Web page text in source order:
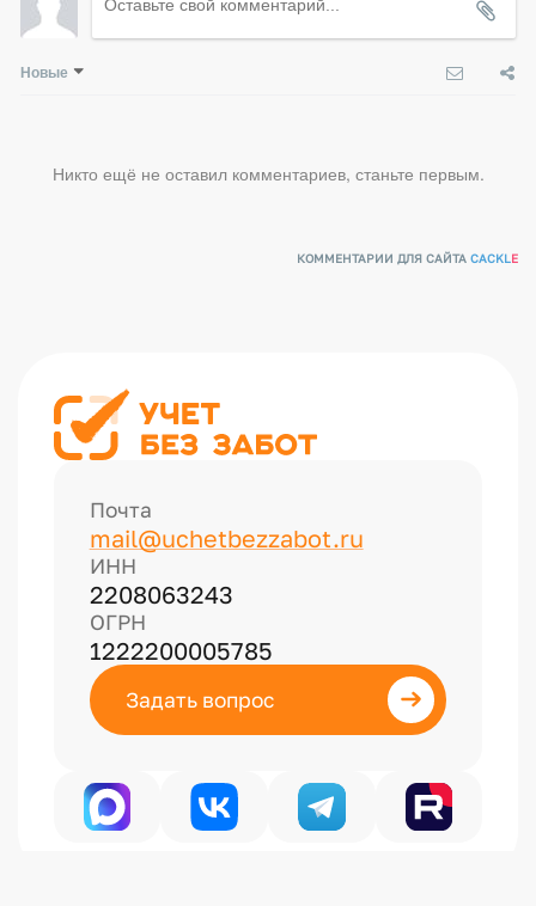
Новые
Никто ещё не оставил комментариев, станьте первым.
КОММЕНТАРИИ ДЛЯ САЙТАCACKLE
Почта
mail@uchetbezzabot.ru
ИНН
2208063243
ОГРН
1222200005785
Задать вопрос